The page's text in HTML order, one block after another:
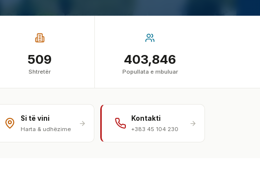
509
Shtretër
403,846
Popullata e mbuluar
Si të vini
Harta & udhëzime
Kontakti
+383 45 104 230